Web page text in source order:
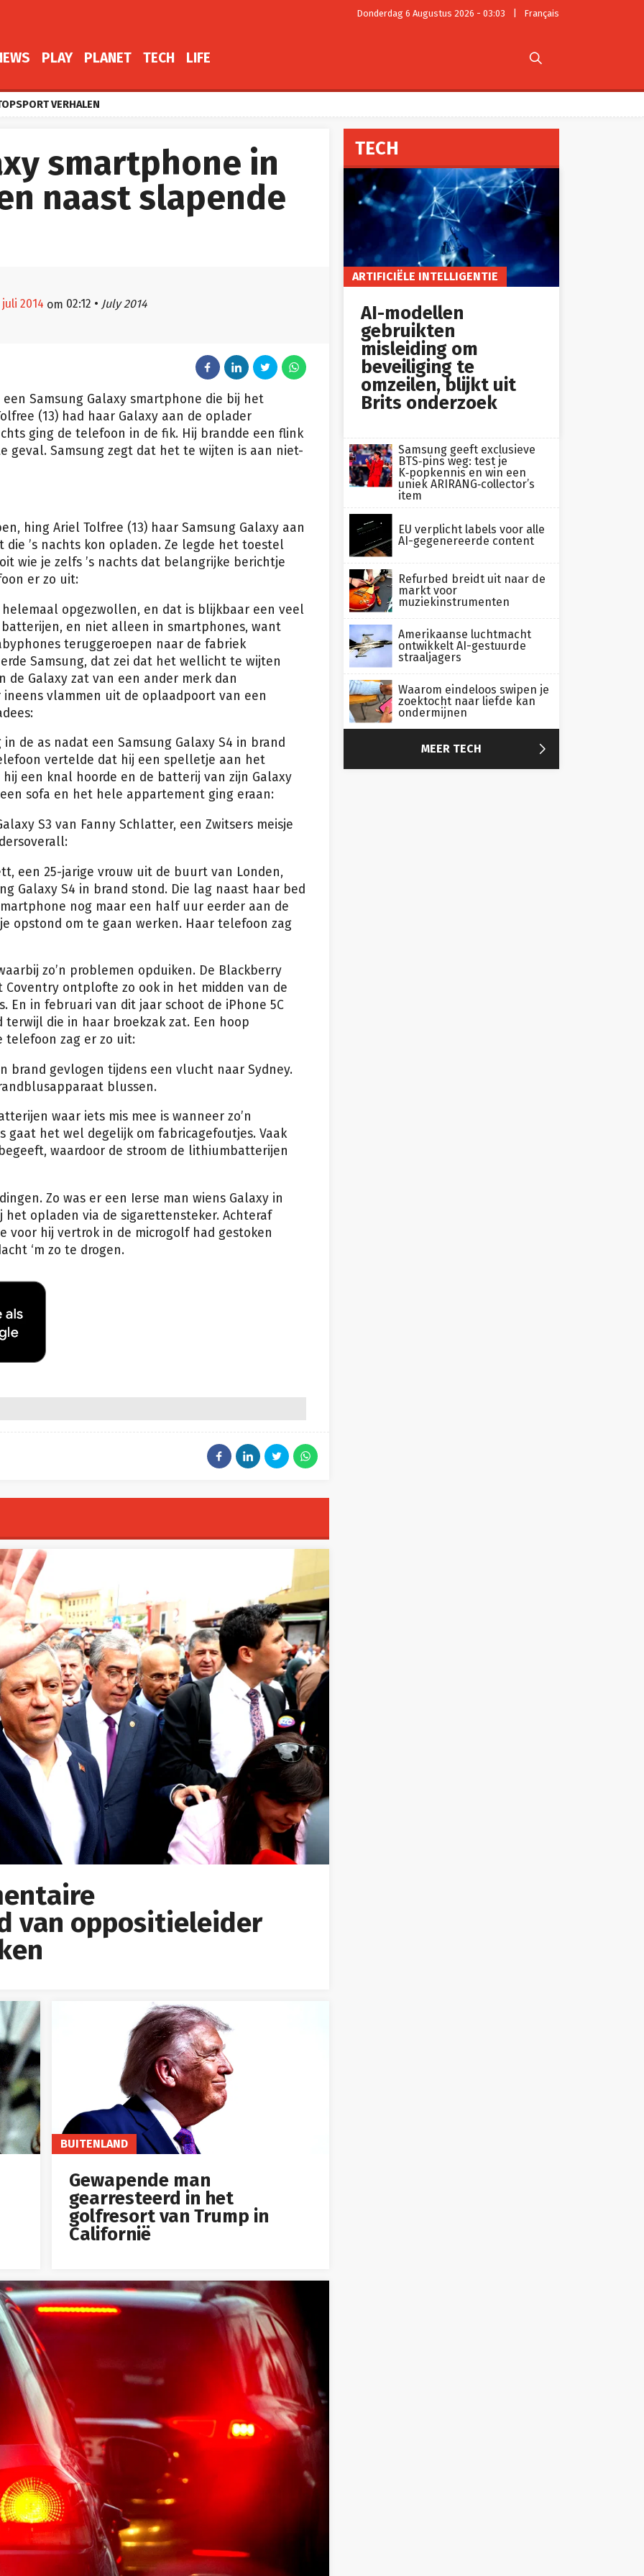
Donderdag 6 Augustus 2026 - 03:03 Français
PLAY PLANET TECH LIFE 
VERHALEN
smartphone in
naast slapende
juli 2014 om 02:12 • July 2014
Samsung Galaxy smartphone die bij het
(13) had haar Galaxy aan de oplader
ging de telefoon in de fik. Hij brandde een flink
geval. Samsung zegt dat het te wijten is aan niet-
hing Ariel Tolfree (13) haar Samsung Galaxy aan
’s nachts kon opladen. Ze legde het toestel
wie je zelfs ’s nachts dat belangrijke berichtje
er zo uit:
opgezwollen, en dat is blijkbaar een veel
en niet alleen in smartphones, want
teruggeroepen naar de fabriek
Samsung, dat zei dat het wellicht te wijten
Galaxy zat van een ander merk dan
vlammen uit de oplaadpoort van een
de as nadat een Samsung Galaxy S4 in brand
vertelde dat hij een spelletje aan het
een knal hoorde en de batterij van zijn Galaxy
sofa en het hele appartement ging eraan:
S3 van Fanny Schlatter, een Zwitsers meisje
een 25-jarige vrouw uit de buurt van Londen,
Galaxy S4 in brand stond. Die lag naast haar bed
nog maar een half uur eerder aan de
opstond om te gaan werken. Haar telefoon zag
zo’n problemen opduiken. De Blackberry
Coventry ontplofte zo ook in het midden van de
in februari van dit jaar schoot de iPhone 5C
die in haar broekzak zat. Een hoop
telefoon zag er zo uit:
brand gevlogen tijdens een vlucht naar Sydney.
blussen.
waar iets mis mee is wanneer zo’n
gaat het wel degelijk om fabricagefoutjes. Vaak
waardoor de stroom de lithiumbatterijen
Zo was er een Ierse man wiens Galaxy in
het opladen via de sigarettensteker. Achteraf
voor hij vertrok in de microgolf had gestoken
‘m zo te drogen.
van oppositieleider
BUITENLAND
Gewapende man
gearresteerd in het
golfresort van Trump in
Californië
TECH
ARTIFICIËLE INTELLIGENTIE
AI-modellen
gebruikten
misleiding om
beveiliging te
omzeilen, blijkt uit
Brits onderzoek
Samsung geeft exclusieve
BTS‑pins weg: test je
K‑popkennis en win een
uniek ARIRANG‑collector’s
item
EU verplicht labels voor alle
AI-gegenereerde content
Refurbed breidt uit naar de
markt voor
muziekinstrumenten
Amerikaanse luchtmacht
ontwikkelt AI-gestuurde
straaljagers
Waarom eindeloos swipen je
zoektocht naar liefde kan
ondermijnen
MEER TECH 